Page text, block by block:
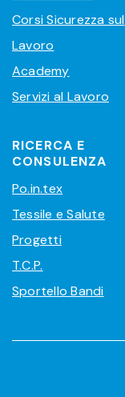
Corsi Sicurezza sul
Lavoro
Academy
Servizi al Lavoro
RICERCA E
CONSULENZA
Po.in.tex
Tessile e Salute
Progetti
T.C.P.
Sportello Bandi